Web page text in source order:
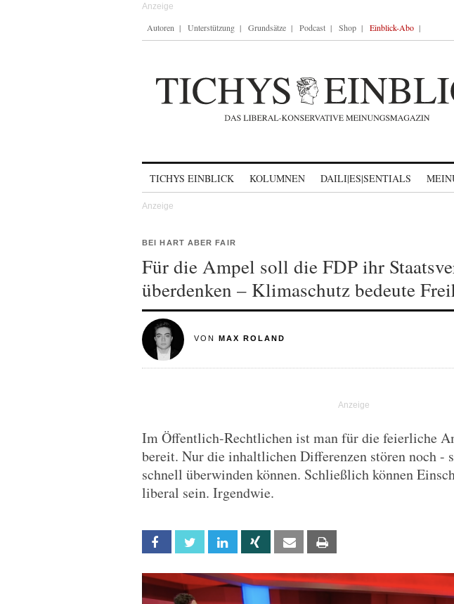
Autoren Unterstützung Grundsätze Podcast Shop Einblick-Abo
TICHYS EINBLICK KOLUMNEN DAILI|ES|SENTIALS
BEI HART ABER FAIR
Für die Ampel soll die FDP ihr
überdenken – Klimaschutz bedeute
VON MAX ROLAND
Im Öffentlich-Rechtlichen ist man für die feierliche
bereit. Nur die inhaltlichen Differenzen stören noch -
schnell überwinden können. Schließlich können
liberal sein. Irgendwie.
Facebook Twitter Linkedin Xing Email